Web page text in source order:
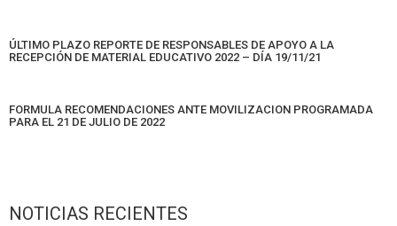
ÚLTIMO PLAZO REPORTE DE RESPONSABLES DE APOYO A LA
RECEPCIÓN DE MATERIAL EDUCATIVO 2022 – DÍA 19/11/21
FORMULA RECOMENDACIONES ANTE MOVILIZACION PROGRAMADA
PARA EL 21 DE JULIO DE 2022
NOTICIAS RECIENTES